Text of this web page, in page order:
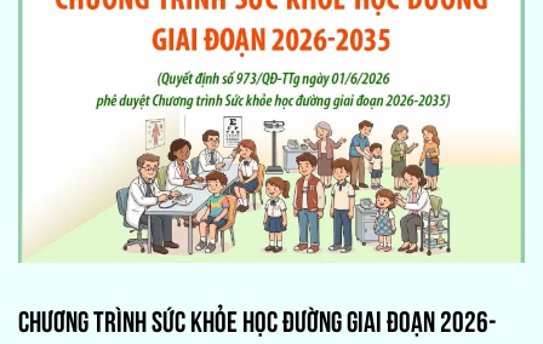
CHƯƠNG TRÌNH SỨC KHỎE HỌC ĐƯỜNG GIAI ĐOẠN 2026-